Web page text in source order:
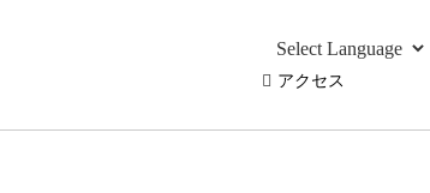
アクセス